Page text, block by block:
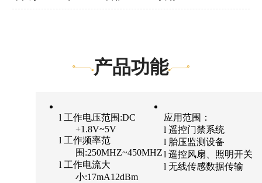
产品功能
l 工作电压范围 :DC
+1.8V~5V
l 工作频率范
围 :250MHZ~450MHZ
l 工作电流大
小:17mA12dBm
应用范围：
l 遥控门禁系统
l 胎压监测设备
l 遥控风扇、照明开关
l 无线传感数据传输